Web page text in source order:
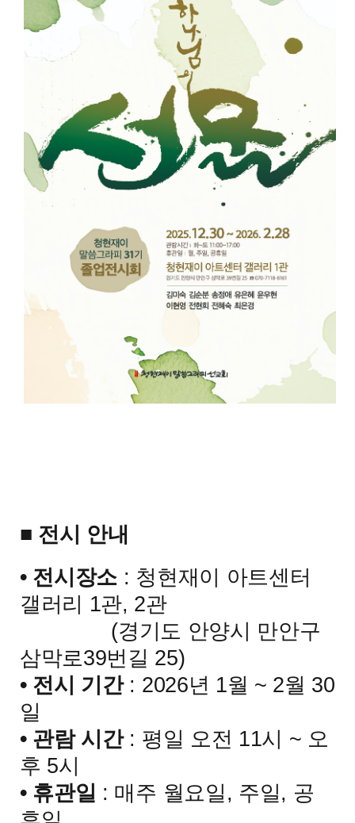
■ 전시 안내
• 전시장소 : 청현재이 아트센터
갤러리
1관, 2관
(경기도 안양시 만안구
삼막로39번길 25)
• 전시 기간 : 2026년 1월 ~ 2월 30
일
• 관람 시간 : 평일 오전 11시 ~ 오
후 5시
• 휴관일 : 매주 월요일 , 주일, 공